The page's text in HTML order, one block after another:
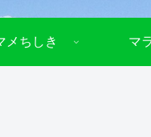
メちしき マ